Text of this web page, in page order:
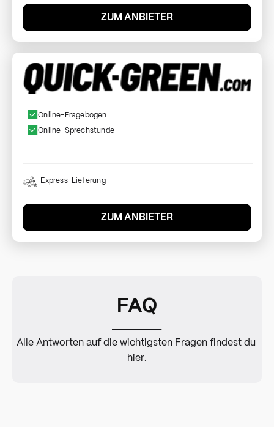
ZUM ANBIETER
Online-Fragebogen
Online-Sprechstunde
Express-Lieferung
ZUM ANBIETER
FAQ
Alle Antworten auf die wichtigsten Fragen findest du
hier.